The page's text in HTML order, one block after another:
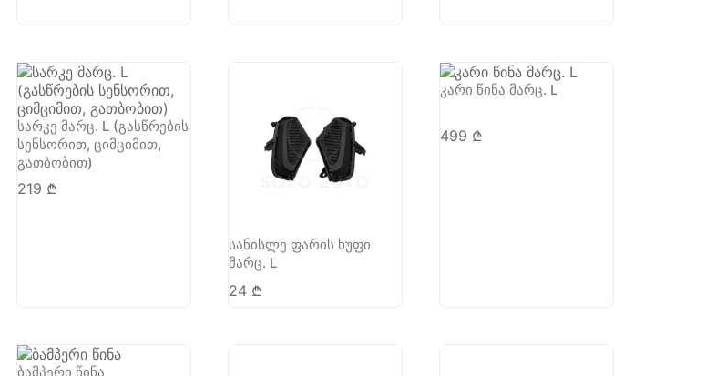
სარკე მარც. L (გასწრების
სენსორით, ციმციმით,
გათბობით)
219 ₾
სანისლე ფარის ხუფი
მარც. L
24 ₾
კარი წინა მარც. L
499 ₾
ბამპერი წინა